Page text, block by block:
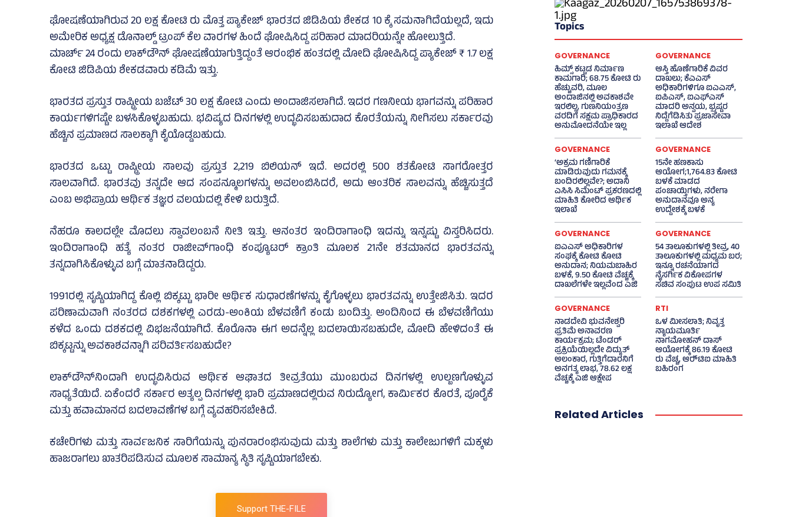
ಘೋಷಣೆಯಾಗಿರುವ 20 ಲಕ್ಷ ಕೋಟಿ ರು ಮೊತ್ತ ಪ್ಯಾಕೇಜ್‌ ಭಾರತದ ಜಿಡಿಪಿಯ ಶೇಕಡ 10 ಕ್ಕೆ ಸಮನಾಗಿದೆಯಲ್ಲದೆ, ಇದು
ಅಮೇರಿಕ ಅಧ್ಯಕ್ಷ ಡೊನಾಲ್ಡ್ ಟ್ರಂಪ್ ಕೆಲ ವಾರಗಳ ಹಿಂದೆ ಘೋಷಿಸಿದ್ದ ಪರಿಹಾರ ಮಾದರಿಯನ್ನೇ ಹೋಲುತ್ತಿದೆ.
ಮಾರ್ಚ್ 24 ರಂದು ಲಾಕ್‌ಡೌನ್ ಘೋಷಣೆಯಾಗುತ್ತಿದ್ದಂತೆ ಆರಂಭಿಕ ಹಂತದಲ್ಲಿ ಮೋದಿ ಘೋಷಿಸಿದ್ದ ಪ್ಯಾಕೇಜ್ ₹ 1.7 ಲಕ್ಷ
ಕೋಟಿ ಜಿಡಿಪಿಯ ಶೇಕಡವಾರು ಕಡಿಮೆ ಇತ್ತು.
ಭಾರತದ ಪ್ರಸ್ತುತ ರಾಷ್ಟ್ರೀಯ ಬಜೆಟ್ 30 ಲಕ್ಷ ಕೋಟಿ ಎಂದು ಅಂದಾಜಿಸಲಾಗಿದೆ. ಇದರ ಗಣನೀಯ ಭಾಗವನ್ನು ಪರಿಹಾರ
ಕಾರ್ಯಗಳಿಗಷ್ಟೇ ಬಳಸಿಕೊಳ್ಳಬಹುದು. ಭವಿಷ್ಯದ ದಿನಗಳಲ್ಲಿ ಉದ್ಭವಿಸಬಹುದಾದ ಕೊರತೆಯನ್ನು ನೀಗಿಸಲು ಸರ್ಕಾರವು
ಹೆಚ್ಚಿನ ಪ್ರಮಾಣದ ಸಾಲಕ್ಕಾಗಿ ಕೈಯೊಡ್ಡಬಹುದು.
ಭಾರತದ ಒಟ್ಟು ರಾಷ್ಟ್ರೀಯ ಸಾಲವು ಪ್ರಸ್ತುತ 2,219 ಬಿಲಿಯನ್ ಇದೆ. ಅದರಲ್ಲಿ 500 ಶತಕೋಟಿ ಸಾಗರೋತ್ತರ
ಸಾಲವಾಗಿದೆ. ಭಾರತವು ತನ್ನದೇ ಆದ ಸಂಪನ್ಮೂಲಗಳನ್ನು ಅವಲಂಬಿಸಿದರೆ, ಅದು ಆಂತರಿಕ ಸಾಲವನ್ನು ಹೆಚ್ಚಿಸುತ್ತದೆ
ಎಂಬ ಅಭಿಪ್ರಾಯ ಆರ್ಥಿಕ ತಜ್ಞರ ವಲಯದಲ್ಲಿ ಕೇಳಿ ಬರುತ್ತಿದೆ.
ನೆಹರೂ ಕಾಲದಲ್ಲೇ ಮೊದಲು ಸ್ವಾವಲಂಬನೆ ನೀತಿ ಇತ್ತು. ಆನಂತರ ಇಂದಿರಾಗಾಂಧಿ ಇದನ್ನು ಇನ್ನಷ್ಟು ವಿಸ್ತರಿಸಿದರು.
ಇಂದಿರಾಗಾಂಧಿ ಹತ್ಯೆ ನಂತರ ರಾಜೀವ್‌ಗಾಂಧಿ ಕಂಪ್ಯೂಟರ್ ಕ್ರಾಂತಿ ಮೂಲಕ 21ನೇ ಶತಮಾನದ ಭಾರತವನ್ನು
ತನ್ನದಾಗಿಸಿಕೊಳ್ಳುವ ಬಗ್ಗೆ ಮಾತನಾಡಿದ್ದರು.
1991ರಲ್ಲಿ ಸೃಷ್ಟಿಯಾಗಿದ್ದ ಕೊಲ್ಲಿ ಬಿಕ್ಕಟ್ಟು ಭಾರೀ ಆರ್ಥಿಕ ಸುಧಾರಣೆಗಳನ್ನು ಕೈಗೊಳ್ಳಲು ಭಾರತವನ್ನು ಉತ್ತೇಜಿಸಿತು. ಇದರ
ಪರಿಣಾಮವಾಗಿ ನಂತರದ ದಶಕಗಳಲ್ಲಿ ಎರಡು-ಅಂಕಿಯ ಬೆಳವಣಿಗೆ ಕಂಡು ಬಂದಿತ್ತು. ಅಂದಿನಿಂದ ಈ ಬೆಳವಣಿಗೆಯು
ಕಳೆದ ಒಂದು ದಶಕದಲ್ಲಿ ವಿಭಜನೆಯಾಗಿದೆ. ಕೊರೊನಾ ಈಗ ಅದನ್ನೆಲ್ಲ ಬದಲಾಯಿಸಬಹುದೇ, ಮೋದಿ ಹೇಳಿದಂತೆ ಈ
ಬಿಕ್ಕಟ್ಟನ್ನು ಅವಕಾಶವನ್ನಾಗಿ ಪರಿವರ್ತಿಸಬಹುದೇ?
ಲಾಕ್‌ಡೌನ್‌ನಿಂದಾಗಿ ಉದ್ಭವಿಸಿರುವ ಆರ್ಥಿಕ ಆಘಾತದ ತೀವ್ರತೆಯು ಮುಂಬರುವ ದಿನಗಳಲ್ಲಿ ಉಲ್ಬಣಗೊಳ್ಳುವ
ಸಾಧ್ಯತೆಯಿದೆ. ಏಕೆಂದರೆ ಸರ್ಕಾರ ಅತ್ಯಲ್ಪ ದಿನಗಳಲ್ಲಿ ಭಾರಿ ಪ್ರಮಾಣದಲ್ಲಿರುವ ನಿರುದ್ಯೋಗ, ಕಾರ್ಮಿಕರ ಕೊರತೆ, ಪೂರೈಕೆ
ಮತ್ತು ಹವಾಮಾನದ ಬದಲಾವಣೆಗಳ ಬಗ್ಗೆ ವ್ಯವಹರಿಸಬೇಕಿದೆ.
ಕಚೇರಿಗಳು ಮತ್ತು ಸಾರ್ವಜನಿಕ ಸಾರಿಗೆಯನ್ನು ಪುನರಾರಂಭಿಸುವುದು ಮತ್ತು ಶಾಲೆಗಳು ಮತ್ತು ಕಾಲೇಜುಗಳಿಗೆ ಮಕ್ಕಳು
ಹಾಜರಾಗಲು ಖಾತರಿಪಡಿಸುವ ಮೂಲಕ ಸಾಮಾನ್ಯ ಸ್ಥಿತಿ ಸೃಷ್ಟಿಯಾಗಬೇಕು.
Support THE-FILE
Topics
GOVERNANCE
ಹಿಮ್ಸ್‌ ಕಟ್ಟಡ ನಿರ್ಮಾಣ
ಕಾಮಗಾರಿ; 68.75 ಕೋಟಿ ರು
ಹೆಚ್ಚುವರಿ, ಮೂಲ
ಅಂದಾಜಿನಲ್ಲಿ ಅವಕಾಶವೇ
ಇರಲಿಲ್ಲ, ಗುಣನಿಯಂತ್ರಣ
ವರದಿಗೆ ಸಕ್ಷಮ ಪ್ರಾಧಿಕಾರದ
ಅನುಮೋದನೆಯೇ ಇಲ್ಲ
GOVERNANCE
ಆಸ್ತಿ ಹೊಣೆಗಾರಿಕೆ ವಿವರ
ದಾಖಲು; ಕೆಎಎಸ್
ಅಧಿಕಾರಿಗಳಿಗೂ ಐಎಎಸ್‌,
ಐಪಿಎಸ್‌, ಐಎಫ್‌ಎಸ್‌
ಮಾದರಿ ಅನ್ವಯ, ಭ್ರಷ್ಟರ
ನಿದ್ದೆಗೆಡಿಸಿತು ಪ್ರಜಾಸೇವಾ
ಇಲಾಖೆ ಆದೇಶ
GOVERNANCE
‘ಅಕ್ರಮ ಗಣಿಗಾರಿಕೆ
ಮಾಡಿರುವುದು ಗಮನಕ್ಕೆ
ಬಂದಿರಲಿಲ್ಲವೇ?; ಅದಾನಿ
ಎಸಿಸಿ ಸಿಮೆಂಟ್ ಪ್ರಕರಣದಲ್ಲಿ
ಮಾಹಿತಿ ಕೋರಿದ ಆರ್ಥಿಕ
ಇಲಾಖೆ
GOVERNANCE
15ನೇ ಹಣಕಾಸು
ಆಯೋಗ;1,764.83 ಕೋಟಿ
ಬಳಕೆ ಮಾಡದ
ಪಂಚಾಯ್ತಿಗಳು, ನರೇಗಾ
ಅನುದಾನವೂ ಅನ್ಯ
ಉದ್ದೇಶಕ್ಕೆ ಬಳಕೆ
GOVERNANCE
ಐಎಎಸ್‌ ಅಧಿಕಾರಿಗಳ
ಸಂಘಕ್ಕೆ ಕೋಟಿ ಕೋಟಿ
ಅನುದಾನ; ನಿಯಮಬಾಹಿರ
ಬಳಕೆ, 9.50 ಕೋಟಿ ವೆಚ್ಚಕ್ಕೆ
ದಾಖಲೆಗಳೇ ಇಲ್ಲವೆಂದ ಎಜಿ
GOVERNANCE
54 ತಾಲೂಕುಗಳಲ್ಲಿ ತೀವ್ರ, 40
ತಾಲೂಕುಗಳಲ್ಲಿ ಮಧ್ಯಮ ಬರ;
ಇನ್ನೂ ರಚನೆಯಾಗದ
ನೈಸರ್ಗಿಕ ವಿಕೋಪಗಳ
ಸಚಿವ ಸಂಪುಟ ಉಪ ಸಮಿತಿ
GOVERNANCE
ನಾಡದೇವಿ ಭುವನೇಶ್ವರಿ
ಪ್ರತಿಮೆ ಅನಾವರಣ
ಕಾರ್ಯಕ್ರಮ; ಟೆಂಡರ್
ಪ್ರಕ್ರಿಯೆಯಿಲ್ಲದೇ ವಿದ್ಯುತ್‌
ಅಲಂಕಾರ, ಗುತ್ತಿಗೆದಾರನಿಗೆ
ಅನಗತ್ಯ ಲಾಭ, 78.62 ಲಕ್ಷ
ವೆಚ್ಚಕ್ಕೆ ಎಜಿ ಆಕ್ಷೇಪ
RTI
ಒಳ ಮೀಸಲಾತಿ; ನಿವೃತ್ತ
ನ್ಯಾಯಮೂರ್ತಿ
ನಾಗಮೋಹನ್ ದಾಸ್
ಆಯೋಗಕ್ಕೆ 86.19 ಕೋಟಿ
ರು ವೆಚ್ಚ, ಆರ್‍‌ಟಿಐ ಮಾಹಿತಿ
ಬಹಿರಂಗ
Related Articles